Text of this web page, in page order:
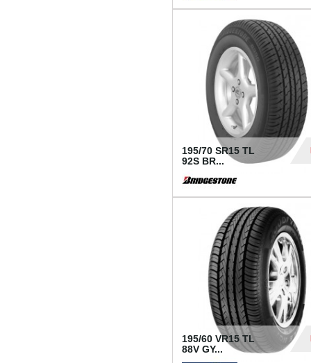
195/70 SR15 TL
92S BR...
195/60 VR15 TL
88V GY...